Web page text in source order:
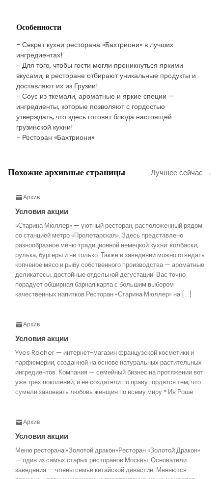
Особенности
- Секрет кухни ресторана «Бахтриони» в лучших
ингредиентах!
- Для того, чтобы гости могли проникнуться яркими
вкусами, в ресторане отбирают уникальные продукты и
доставляют их из Грузии!
- Соус из ткемали, ароматные и яркие специи —
ингредиенты, которые позволяют с гордостью
утверждать, что здесь готовят блюда настоящей
грузинской кухни!
- Ресторан «Бахтриони»
Похожие архивные страницы Лучшее сейчас →
Архив
Условия акции
«Старина Мюллер» — уютный ресторан, расположенный рядом
со станцией метро «Пролетарская». Здесь представлено
разнообразное меню традиционной немецкой кухни: колбаски,
рулька, бургеры и не только. Также в заведении можно отведать
копченое мясо и рыбу собственного производства — ароматные
деликатесы, достойные отдельной дегустации. Вас точно
порадует обширная барная карта с большим выбором
качественных напитков.Ресторан «Старина Мюллер» на […]
Архив
Условия акции
Yves Rocher — интернет-магазин французской косметики и
парфюмерии, созданной на основе натуральных растительных
ингредиентов. Компания — семейный бизнес на протяжении вот
уже трех поколений, и её создатели по праву гордятся тем, что
сумели завоевать любовь женщин по всему миру.* Ив Роше
Архив
Условия акции
Меню ресторана «Золотой дракон»Ресторан «Золотой Дракон»
— один из самых старых ресторанов Москвы. Основатели
заведения — члены семьи китайской династии. Меняются